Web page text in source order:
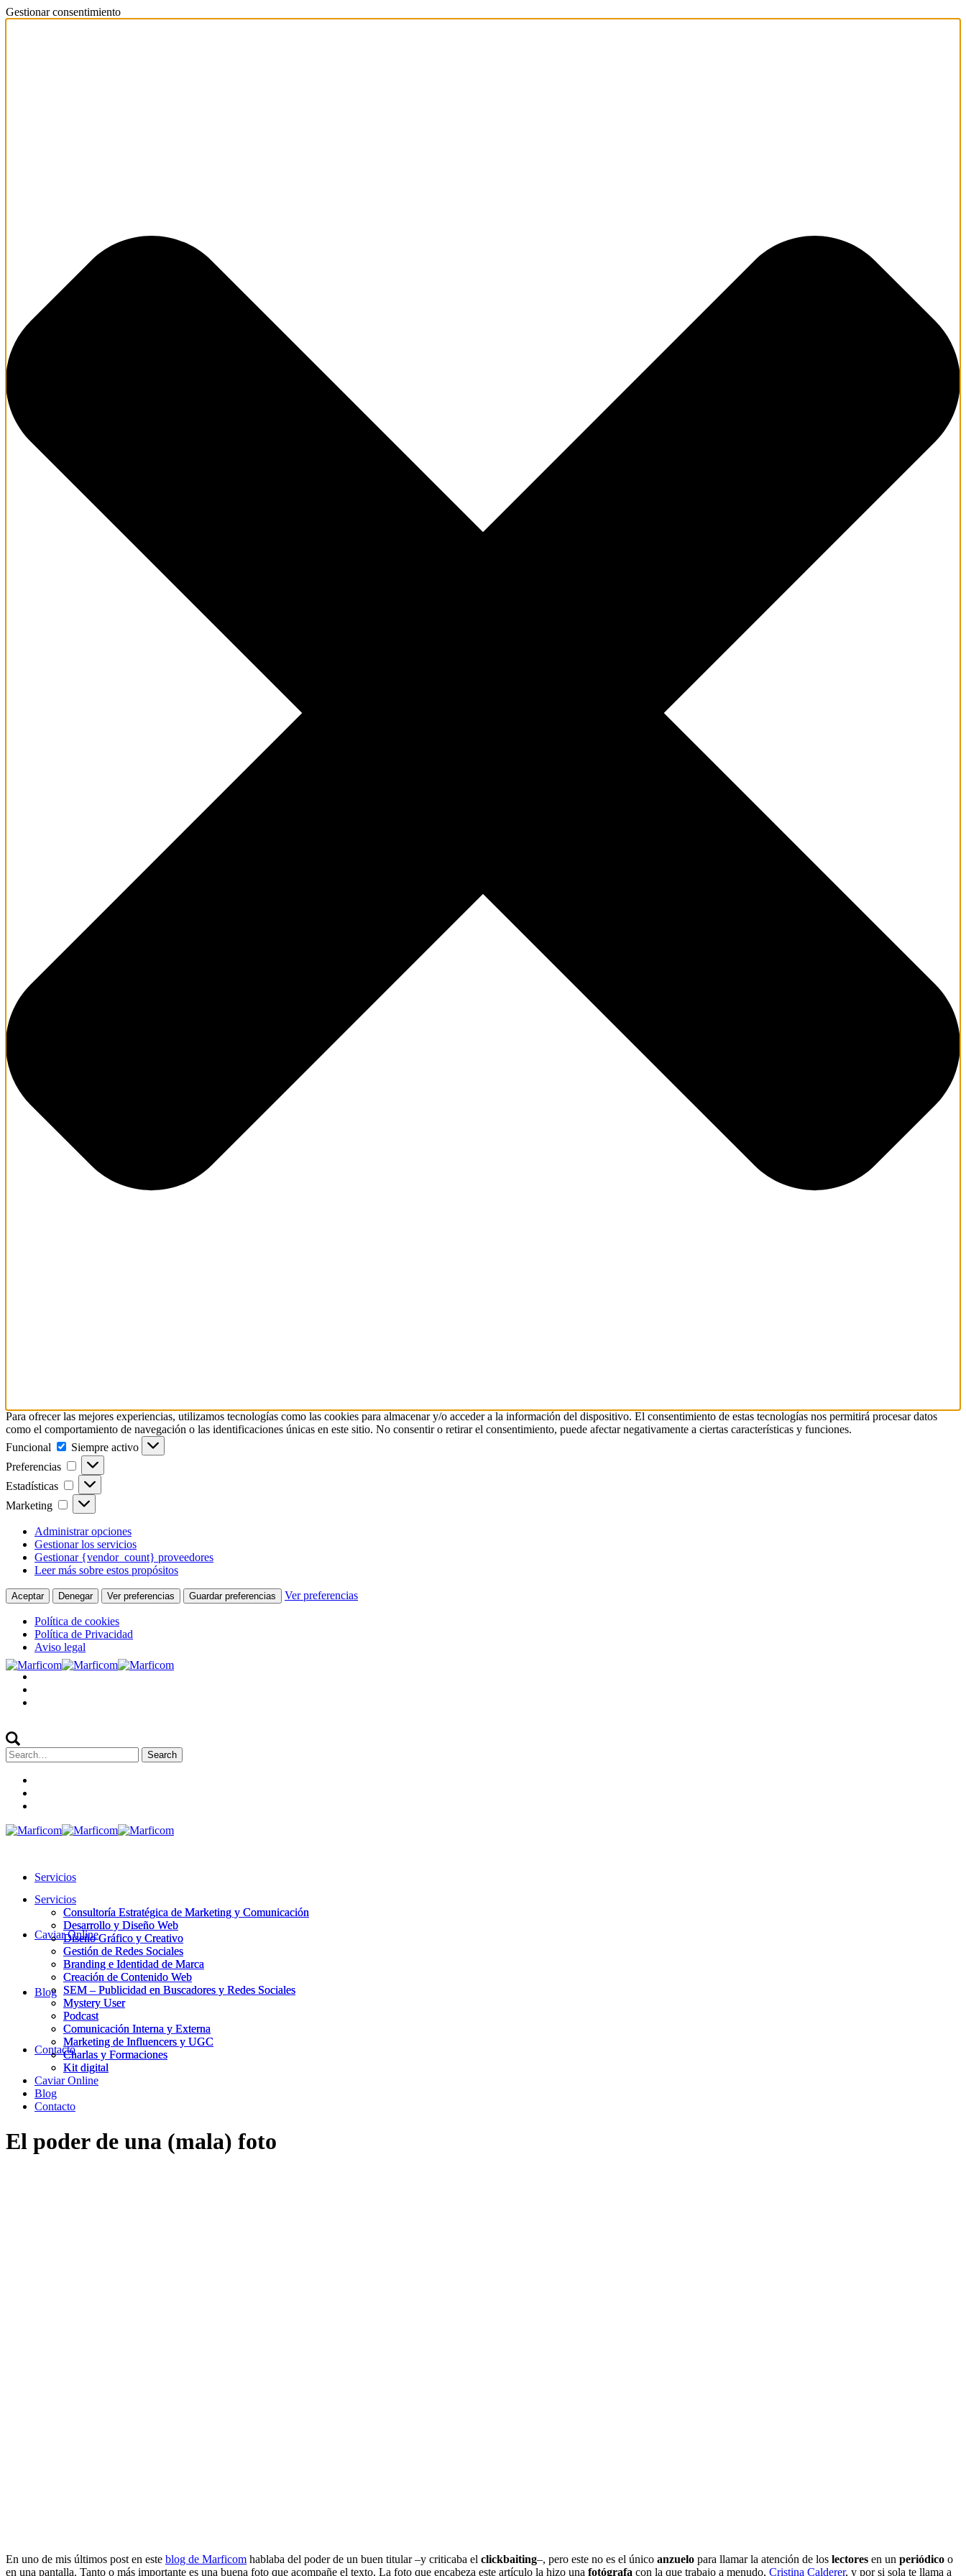
Gestionar consentimiento
Para ofrecer las mejores experiencias, utilizamos tecnologías como las cookies para almacenar y/o acceder a la información del dispositivo. El consentimiento de estas tecnologías nos permitirá procesar datos
como el comportamiento de navegación o las identificaciones únicas en este sitio. No consentir o retirar el consentimiento, puede afectar negativamente a ciertas características y funciones.
Funcional
Funcional
Siempre activo
Preferencias
Preferencias
Estadísticas Estadísticas
Marketing Marketing
Administrar opciones
Gestionar los servicios
Gestionar {vendor_count} proveedores
Leer más sobre estos propósitos
Aceptar Denegar Ver preferencias Guardar preferencias Ver preferencias
Política de cookies
Política de Privacidad
Aviso legal
Search
for:
Servicios
Consultoría Estratégica de Marketing y Comunicación
Desarrollo y Diseño Web
Diseño Gráfico y Creativo
Gestión de Redes Sociales
Branding e Identidad de Marca
Creación de Contenido Web
SEM – Publicidad en Buscadores y Redes Sociales
Mystery User
Podcast
Comunicación Interna y Externa
Marketing de Influencers y UGC
Charlas y Formaciones
Kit digital
Caviar Online
Blog
Contacto
Servicios
Consultoría Estratégica de Marketing y Comunicación
Desarrollo y Diseño Web
Diseño Gráfico y Creativo
Gestión de Redes Sociales
Branding e Identidad de Marca
Creación de Contenido Web
SEM – Publicidad en Buscadores y Redes Sociales
Mystery User
Podcast
Comunicación Interna y Externa
Marketing de Influencers y UGC
Charlas y Formaciones
Kit digital
Caviar Online
Blog
Contacto
El poder de una (mala) foto
En uno de mis últimos post en este blog de Marficom hablaba del poder de un buen titular –y criticaba el clickbaiting–, pero este no es el único anzuelo para llamar la atención de los lectores en un periódico o
en una pantalla. Tanto o más importante es una buena foto que acompañe el texto. La foto que encabeza este artículo la hizo una fotógrafa con la que trabajo a menudo, Cristina Calderer, y por si sola te llama a